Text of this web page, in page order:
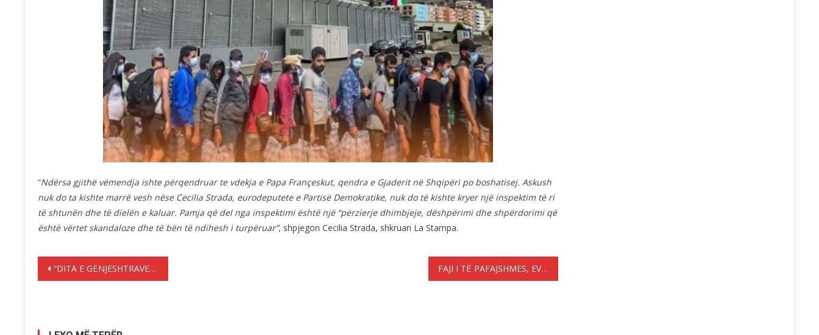
“Ndërsa gjithë vëmendja ishte përqendruar te vdekja e Papa Françeskut, qendra e Gjaderit në Shqipëri po boshatisej. Askush
nuk do ta kishte marrë vesh nëse Cecilia Strada, eurodeputete e Partisë Demokratike, nuk do të kishte kryer një inspektim të ri
të shtunën dhe të dielën e kaluar. Pamja që del nga inspektimi është një “përzierje dhimbjeje, dëshpërimi dhe shpërdorimi që
është vërtet skandaloze dhe të bën të ndihesh i turpëruar”, shpjegon Cecilia Strada, shkruan La Stampa.
Lëvizje
“DITA E GËNJESHTRAVE”, CILA ËSHTË ORIGJINA E SAJ – SI E FESTOJNË EUROPIANËT FAJI I TË PAFAJSHMES, EVA!